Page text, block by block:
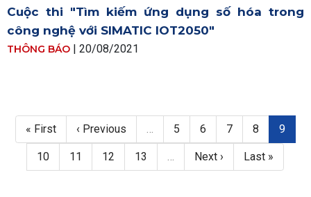
Cuộc thi "Tìm kiếm ứng dụng số hóa trong
công nghệ với SIMATIC IOT2050"
THÔNG BÁO | 20/08/2021
First page
« First Trang trước
‹ Previous … Page
5 Page
6 Page
7 Page
8 Trang
9
Page
10 Page
11 Page
12 Page
13 … Next page
Next › Last page
Last »